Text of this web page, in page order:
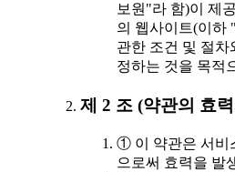
보원"라 함)이 제
의 웹사이트(이하
관한 조건 및 절차
정하는 것을 목적
제 2 조 (약관의 효
① 이 약관은 서비
으로써 효력을 발